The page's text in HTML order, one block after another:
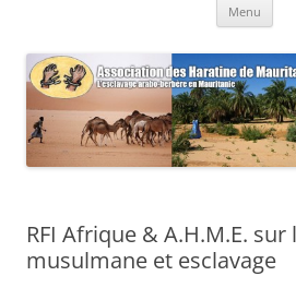
Menu
RFI Afrique & A.H.M.E.
musulmane et esclavage